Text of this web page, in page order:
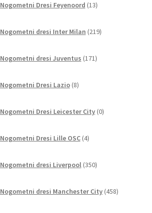
Nogometni Dresi Feyenoord 13izdelkov
Nogometni dresi Inter Milan 219izdelkov
Nogometni dresi Juventus 171izdelkov
Nogometni Dresi Lazio 8izdelkov
Nogometni Dresi Leicester City 0izdelkov
Nogometni Dresi Lille OSC 4izdelki
Nogometni dresi Liverpool 350izdelkov
Nogometni dresi Manchester City 458izdelkov